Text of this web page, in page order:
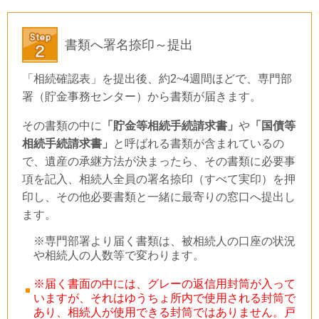
書類へ署名捺印～提出
「相続確認表」を提出後、約2~4週間ほどで、専門部
署（貯金事務センター）から書類が届きます。
その書類の中に 「貯金等相続手続請求書」 や 「国債等
相続手続請求書」
と呼ばれる書類が含まれているの
で、遺産の承継方法が決まったら、その書類に必要事
項を記入、相続人全員の署名捺印（すべて実印）を押
印し、その他必要書類と一緒に最寄りの窓口へ提出し
ます。
※専門部署より届く書類は、被相続人の口座の状況
や相続人の人数等で変わります。
※届く書面の中には、グレーの返信用封筒が入って
いますが、それはゆうちょ所内で使用される封筒で
あり、相続人が使用できる封筒ではありません。戸